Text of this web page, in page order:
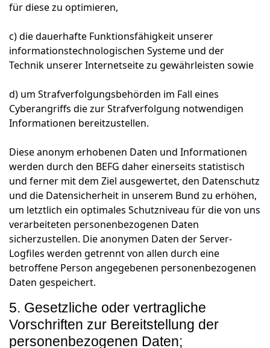
für diese zu optimieren,
c) die dauerhafte Funktionsfähigkeit unserer
informationstechnologischen Systeme und der
Technik unserer Internetseite zu gewährleisten sowie
d) um Strafverfolgungsbehörden im Fall eines
Cyberangriffs die zur Strafverfolgung notwendigen
Informationen bereitzustellen.
Diese anonym erhobenen Daten und Informationen
werden durch den BEFG daher einerseits statistisch
und ferner mit dem Ziel ausgewertet, den Datenschutz
und die Datensicherheit in unserem Bund zu erhöhen,
um letztlich ein optimales Schutzniveau für die von uns
verarbeiteten personenbezogenen Daten
sicherzustellen. Die anonymen Daten der Server-
Logfiles werden getrennt von allen durch eine
betroffene Person angegebenen personenbezogenen
Daten gespeichert.
5. Gesetzliche oder vertragliche
Vorschriften zur Bereitstellung der
personenbezogenen Daten;